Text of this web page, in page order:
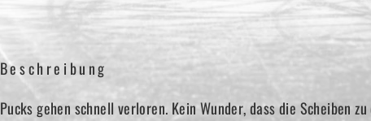
Beschreibung
Pucks gehen schnell verloren. Kein Wunder, dass die Scheiben